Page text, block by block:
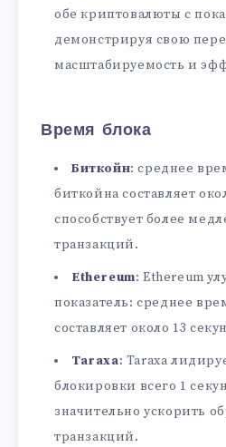
обе криптовалюты с
демонстрируя свою
масштабируемость и
Время блока
Биткойн: среднее
биткойна составляет
способствует более
транзакций.
Ethereum: Ethereum
показатель: среднее
составляет около 13
Taraxa: Taraxa
блокировки всего 1
значительно ускорить
транзакций.